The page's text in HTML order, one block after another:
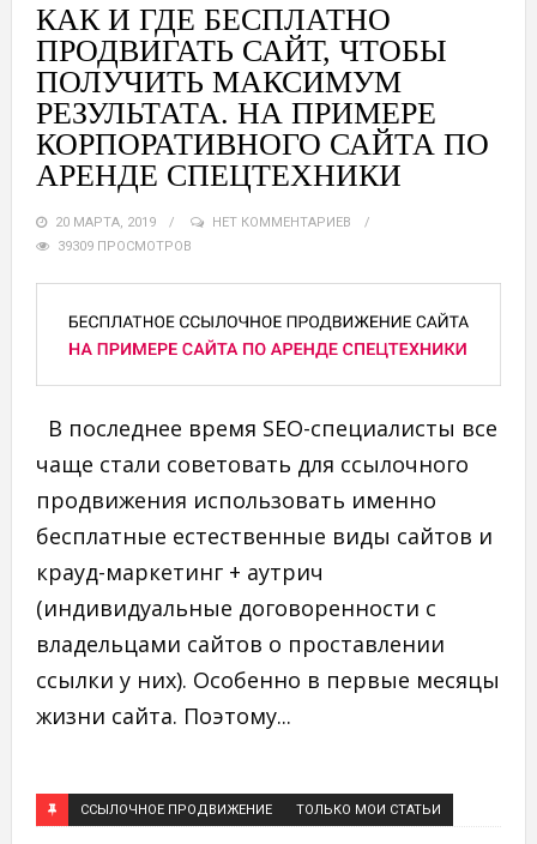
КАК И ГДЕ БЕСПЛАТНО
ПРОДВИГАТЬ САЙТ, ЧТОБЫ
ПОЛУЧИТЬ МАКСИМУМ
РЕЗУЛЬТАТА. НА ПРИМЕРЕ
КОРПОРАТИВНОГО САЙТА ПО
АРЕНДЕ СПЕЦТЕХНИКИ
20 МАРТА, 2019
НЕТ КОММЕНТАРИЕВ
39309 ПРОСМОТРОВ
В последнее время SEO-специалисты все
чаще стали советовать для ссылочного
продвижения использовать именно
бесплатные естественные виды сайтов и
крауд-маркетинг + аутрич
(индивидуальные договоренности с
владельцами сайтов о проставлении
ссылки у них). Особенно в первые месяцы
жизни сайта. Поэтому...
ССЫЛОЧНОЕ ПРОДВИЖЕНИЕ ТОЛЬКО МОИ СТАТЬИ